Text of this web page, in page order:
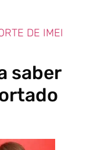
DE IMEI
saber